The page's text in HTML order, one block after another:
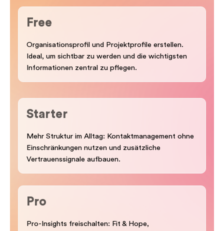
Free
Organisationsprofil und Projektprofile erstellen.
Ideal, um sichtbar zu werden und die wichtigsten
Informationen zentral zu pflegen.
Starter
Mehr Struktur im Alltag: Kontaktmanagement ohne
Einschränkungen nutzen und zusätzliche
Vertrauenssignale aufbauen.
Pro
Pro-Insights freischalten: Fit & Hope,